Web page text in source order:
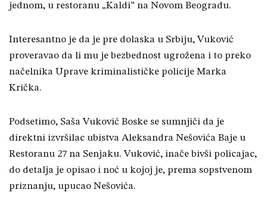
jednom, u restoranu „Kaldi“ na Novom Beogradu.
Interesantno je da je pre dolaska u Srbiju, Vuković
proveravao da li mu je bezbednost ugrožena i to preko
načelnika Uprave kriminalističke policije Marka
Krička.
Podsetimo, Saša Vuković Boske se sumnjiči da je
direktni izvršilac ubistva Aleksandra Nešovića Baje u
Restoranu 27 na Senjaku. Vuković, inače bivši policajac,
do detalja je opisao i noć u kojoj je, prema sopstvenom
priznanju, upucao Nešovića.